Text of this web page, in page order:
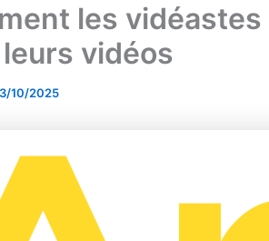
les
vidéos
10/2025